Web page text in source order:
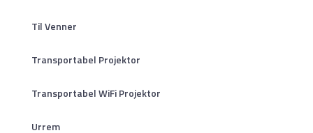
Til Venner
Transportabel Projektor
Transportabel WiFi Projektor
Urrem